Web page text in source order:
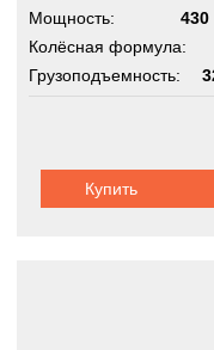
Мощность:
430
Колёсная формула:
Грузоподъемность:
Купить